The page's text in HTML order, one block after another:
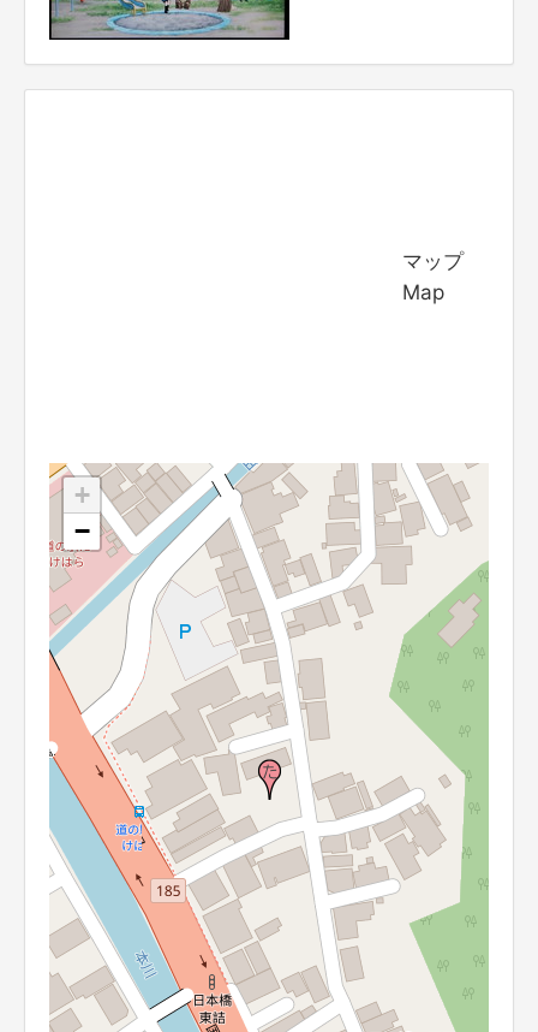
マップ
Map
+
−